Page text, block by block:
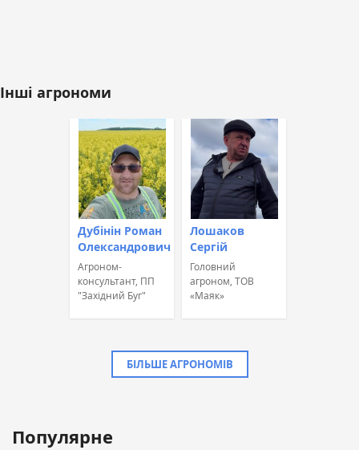
Інші агрономи
Дубінін Роман
Олександрович
Агроном-
консультант, ПП
"Західний Буг"
Лошаков
Сергій
Головний
агроном, ТОВ
«Маяк»
БІЛЬШЕ АГРОНОМІВ
Популярне